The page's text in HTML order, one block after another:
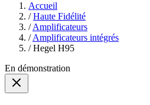
Accueil
/ Haute Fidélité
/ Amplificateurs
/ Amplificateurs intégrés
/ Hegel H95
En démonstration